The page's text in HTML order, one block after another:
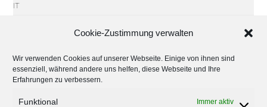
Cookie-Zustimmung verwalten
Wir verwenden Cookies auf unserer Webseite. Einige von ihnen sind
essenziell, während andere uns helfen, diese Webseite und Ihre
Erfahrungen zu verbessern.
Funktional Immer aktiv
IT
Partner
Software
Tipps